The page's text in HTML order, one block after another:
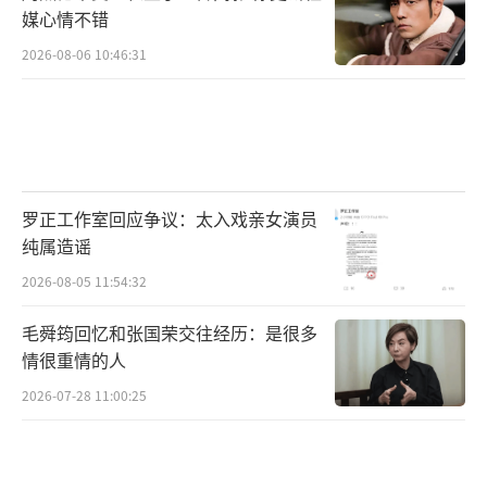
媒心情不错
2026-08-06 10:46:31
罗正工作室回应争议：太入戏亲女演员
纯属造谣
2026-08-05 11:54:32
毛舜筠回忆和张国荣交往经历：是很多
情很重情的人
2026-07-28 11:00:25